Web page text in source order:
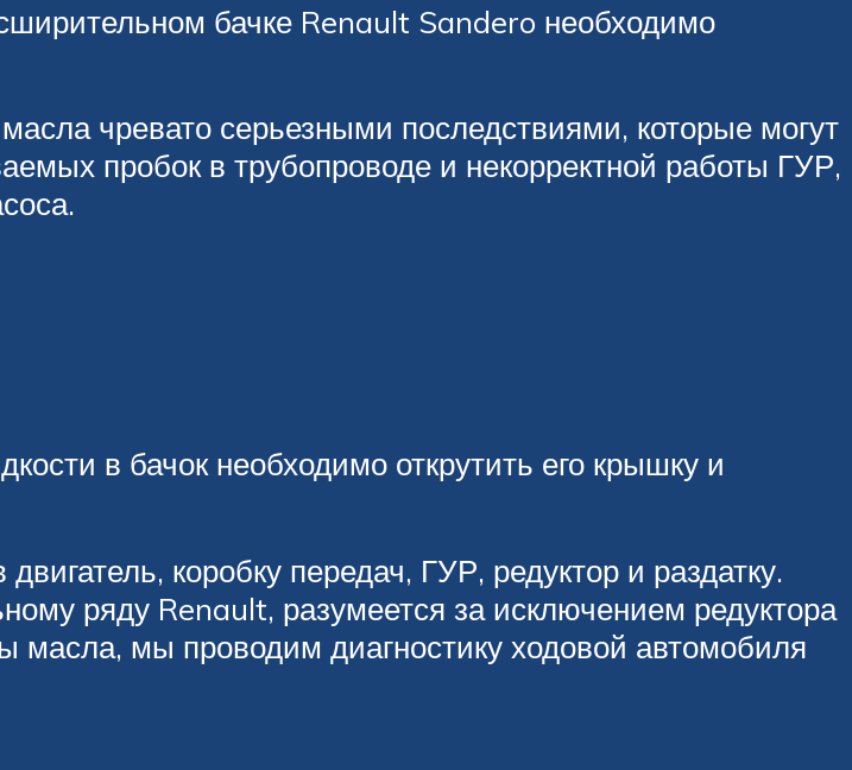
бачке Renault Sandero необходимо
чревато серьезными последствиями, которые могут
пробок в трубопроводе и некорректной работы ГУР,
в бачок необходимо открутить его крышку и
коробку передач, ГУР, редуктор и раздатку.
ряду Renault, разумеется за исключением редуктора
масла, мы проводим диагностику ходовой автомобиля